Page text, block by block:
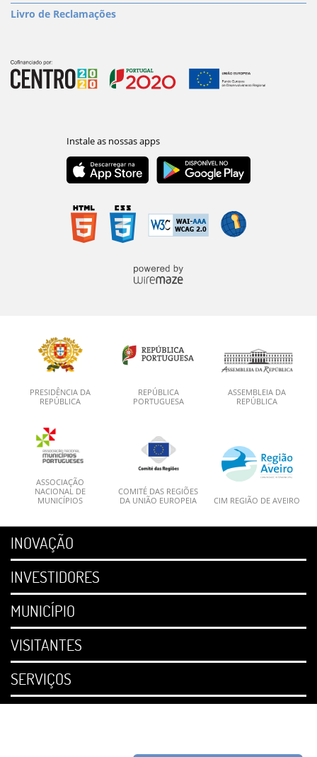
Livro de Reclamações
PRESIDÊNCIA DA
REPÚBLICA
REPÚBLICA
PORTUGUESA
ASSEMBLEIA DA
REPÚBLICA
ASSOCIAÇÃO
NACIONAL DE
MUNICÍPIOS
COMITÉ DAS REGIÕES
DA UNIÃO EUROPEIA
CIM REGIÃO DE AVEIRO
INOVAÇÃO
INVESTIDORES
MUNICÍPIO
VISITANTES
SERVIÇOS